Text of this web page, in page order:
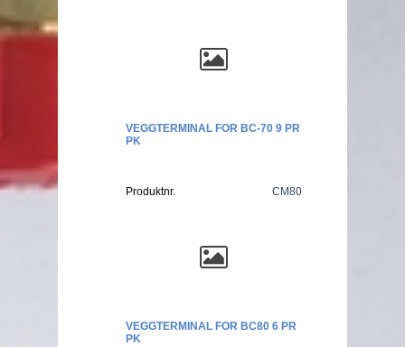
VEGGTERMINAL FOR BC-70 9 PR
PK
Produktnr. CM80
VEGGTERMINAL FOR BC80 6 PR
PK